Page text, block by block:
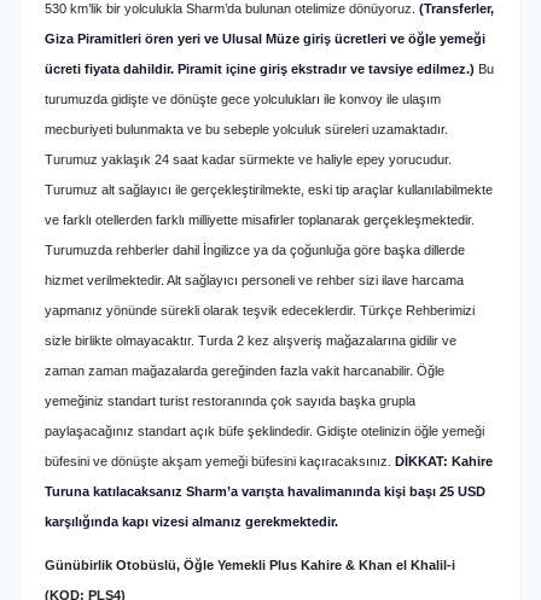
530 km’lik bir yolculukla Sharm’da bulunan otelimize dönüyoruz. (Transferler,
Giza Piramitleri ören yeri ve Ulusal Müze giriş ücretleri ve öğle yemeği
ücreti fiyata dahildir. Piramit içine giriş ekstradır ve tavsiye edilmez.) Bu
turumuzda gidişte ve dönüşte gece yolculukları ile konvoy ile ulaşım
mecburiyeti bulunmakta ve bu sebeple yolculuk süreleri uzamaktadır.
Turumuz yaklaşık 24 saat kadar sürmekte ve haliyle epey yorucudur.
Turumuz alt sağlayıcı ile gerçekleştirilmekte, eski tip araçlar kullanılabilmekte
ve farklı otellerden farklı milliyette misafirler toplanarak gerçekleşmektedir.
Turumuzda rehberler dahil İngilizce ya da çoğunluğa göre başka dillerde
hizmet verilmektedir. Alt sağlayıcı personeli ve rehber sizi ilave harcama
yapmanız yönünde sürekli olarak teşvik edeceklerdir. Türkçe Rehberimizi
sizle birlikte olmayacaktır. Turda 2 kez alışveriş mağazalarına gidilir ve
zaman zaman mağazalarda gereğinden fazla vakit harcanabilir. Öğle
yemeğiniz standart turist restoranında çok sayıda başka grupla
paylaşacağınız standart açık büfe şeklindedir. Gidişte otelinizin öğle yemeği
büfesini ve dönüşte akşam yemeği büfesini kaçıracaksınız. DİKKAT: Kahire
Turuna katılacaksanız Sharm’a varışta havalimanında kişi başı 25 USD
karşılığında kapı vizesi almanız gerekmektedir.
Günübirlik Otobüslü, Öğle Yemekli Plus Kahire & Khan el Khalil-i
(KOD: PLS4)